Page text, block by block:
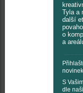
Tyla a
další
o
a
S
dle